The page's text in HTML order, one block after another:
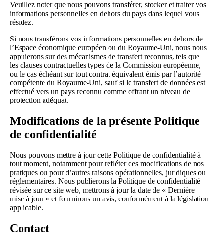
Veuillez noter que nous pouvons transférer, stocker et traiter vos
informations personnelles en dehors du pays dans lequel vous
résidez.
Si nous transférons vos informations personnelles en dehors de
l’Espace économique européen ou du Royaume-Uni, nous nous
appuierons sur des mécanismes de transfert reconnus, tels que
les clauses contractuelles types de la Commission européenne,
ou le cas échéant sur tout contrat équivalent émis par l’autorité
compétente du Royaume-Uni, sauf si le transfert de données est
effectué vers un pays reconnu comme offrant un niveau de
protection adéquat.
Modifications de la présente Politique
de confidentialité
Nous pouvons mettre à jour cette Politique de confidentialité à
tout moment, notamment pour refléter des modifications de nos
pratiques ou pour d’autres raisons opérationnelles, juridiques ou
réglementaires. Nous publierons la Politique de confidentialité
révisée sur ce site web, mettrons à jour la date de « Dernière
mise à jour » et fournirons un avis, conformément à la législation
applicable.
Contact